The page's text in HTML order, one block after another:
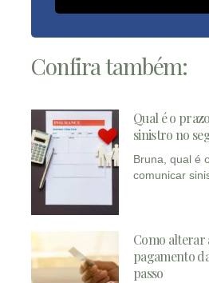
Confira também:
Qual é o
sinistro no
Bruna, qual é
comunicar
Como alterar
pagamento
passo